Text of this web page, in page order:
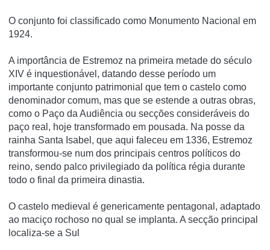
O conjunto foi classificado como Monumento Nacional em
1924.
A importância de Estremoz na primeira metade do século
XIV é inquestionável, datando desse período um
importante conjunto patrimonial que tem o castelo como
denominador comum, mas que se estende a outras obras,
como o Paço da Audiência ou secções consideráveis do
paço real, hoje transformado em pousada. Na posse da
rainha Santa Isabel, que aqui faleceu em 1336, Estremoz
transformou-se num dos principais centros políticos do
reino, sendo palco privilegiado da política régia durante
todo o final da primeira dinastia.
O castelo medieval é genericamente pentagonal, adaptado
ao maciço rochoso no qual se implanta. A secção principal
localiza-se a Sul